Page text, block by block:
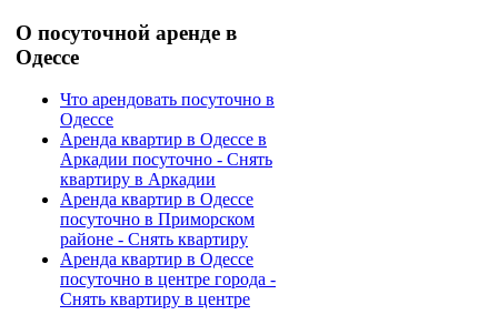
О посуточной аренде в
Одессе
Что арендовать посуточно в
Одессе
Аренда квартир в Одессе в
Аркадии посуточно - Снять
квартиру в Аркадии
Аренда квартир в Одессе
посуточно в Приморском
районе - Снять квартиру
Аренда квартир в Одессе
посуточно в центре города -
Снять квартиру в центре